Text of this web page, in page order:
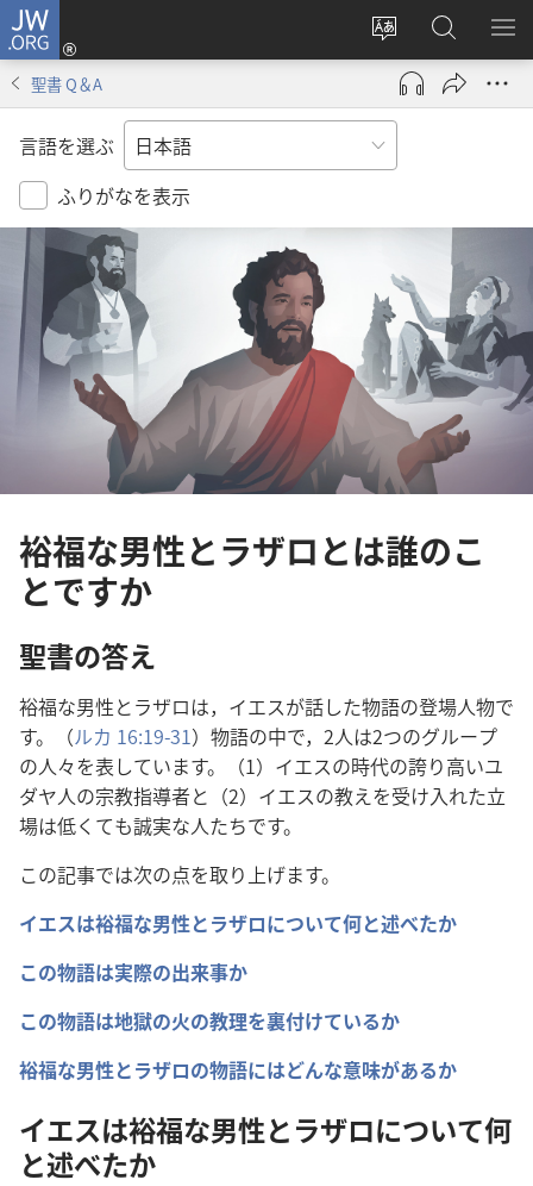
JW.ORG
サ
イ
ト
の
言
を
え
る
ロ
グ
ン
し
タ
開
く）
JW.ORG
の
検
メ
を
聖書 Q＆A
言語を選ぶ
ふりがなを表示
裕福な男性とラザロとは誰のこ
とですか
聖書の答え
裕福な男性とラザロは，イエスが話した物語の登場人物で
す。（ルカ 16:19-31） 物語の中で， 2人は2つのグループ
の人々を表しています。（1）イエスの時代の誇り高いユ
ダヤ人の宗教指導者と（2）イエスの教えを受け入れた立
場は低くても誠実な人たちです。
この記事では次の点を取り 上げます。
イエスは裕福な男性とラザロについて何と述べたか
この物語は実際の出来事か
この物語は地獄の火の教理を裏付けているか
裕福な男性とラザロの物語にはどんな意味があるか
イエスは裕福な男性とラザロについて何
と述べたか